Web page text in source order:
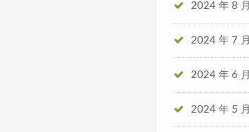
2024 年 8 月
2024 年 7 月
2024 年 6 月
2024 年 5 月